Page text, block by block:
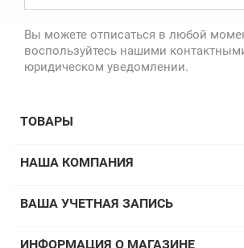
Вы можете отписаться в любой
воспользуйтесь нашими
юридическом уведомлении.
ТОВАРЫ
НАША КОМПАНИЯ
ВАША УЧЕТНАЯ ЗАПИСЬ
ИНФОРМАЦИЯ О МАГАЗИНЕ